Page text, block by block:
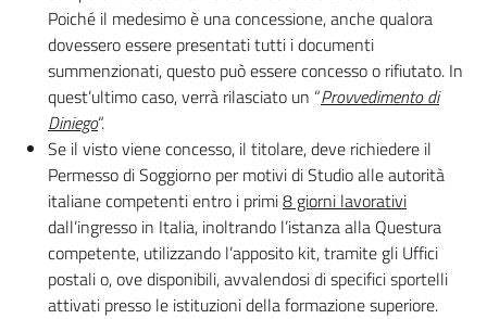
Poiché il medesimo è una concessione, anche qualora
dovessero essere presentati tutti i documenti
summenzionati, questo può essere concesso o rifiutato. In
quest’ultimo caso, verrà rilasciato un “Provvedimento di
Diniego“.
Se il visto viene concesso, il titolare, deve richiedere il
Permesso di Soggiorno per motivi di Studio alle autorità
italiane competenti entro i primi8 giorni lavorativi
dall’ingresso in Italia, inoltrando l’istanza alla Questura
competente, utilizzando l’apposito kit, tramite gli Uffici
postali o, ove disponibili, avvalendosi di specifici sportelli
attivati presso le istituzioni della formazione superiore.